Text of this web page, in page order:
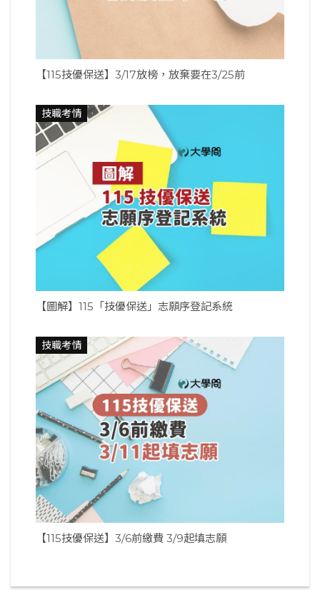
【115技優保送】3/17放榜，放棄要在3/25前
技職考情
【圖解】115「技優保送」志願序登記系統
技職考情
【115技優保送】3/6前繳費 3/9起填志願